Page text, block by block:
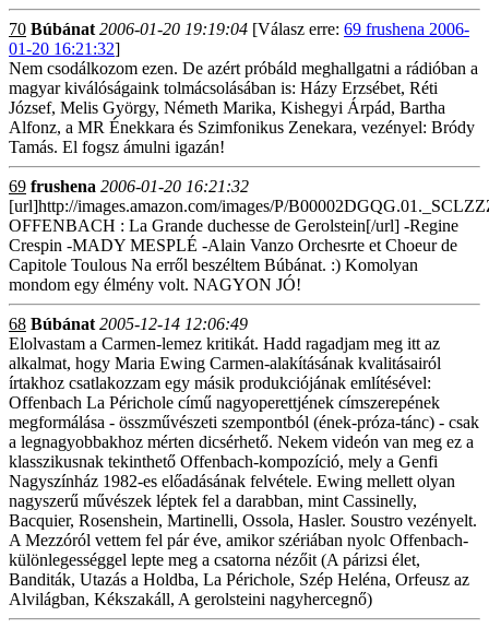
70 Búbánat 2006-01-20 19:19:04 [Válasz erre: 69 frushena 2006-
01-20 16:21:32]
Nem csodálkozom ezen. De azért próbáld meghallgatni a rádióban a
magyar kiválóságaink tolmácsolásában is: Házy Erzsébet, Réti
József, Melis György, Németh Marika, Kishegyi Árpád, Bartha
Alfonz, a MR Énekkara és Szimfonikus Zenekara, vezényel: Bródy
Tamás. El fogsz ámulni igazán!
69 frushena 2006-01-20 16:21:32
[url]http://images.amazon.com/images/P/
OFFENBACH : La Grande duchesse de Gerolstein[/url] -Regine
Crespin -MADY MESPLÉ -Alain Vanzo Orchesrte et Choeur de
Capitole Toulous Na erről beszéltem Búbánat. :) Komolyan
mondom egy élmény volt. NAGYON JÓ!
68 Búbánat 2005-12-14 12:06:49
Elolvastam a Carmen-lemez kritikát. Hadd ragadjam meg itt az
alkalmat, hogy Maria Ewing Carmen-alakításának kvalitásairól
írtakhoz csatlakozzam egy másik produkciójának említésével:
Offenbach La Périchole című nagyoperettjének címszerepének
megformálása - összművészeti szempontból (ének-próza-tánc) - csak
a legnagyobbakhoz mérten dicsérhető. Nekem videón van meg ez a
klasszikusnak tekinthető Offenbach-kompozíció, mely a Genfi
Nagyszínház 1982-es előadásának felvétele. Ewing mellett olyan
nagyszerű művészek léptek fel a darabban, mint Cassinelly,
Bacquier, Rosenshein, Martinelli, Ossola, Hasler. Soustro vezényelt.
A Mezzóról vettem fel pár éve, amikor szériában nyolc Offenbach-
különlegességgel lepte meg a csatorna nézőit (A párizsi élet,
Banditák, Utazás a Holdba, La Périchole, Szép Heléna, Orfeusz az
Alvilágban, Kékszakáll, A gerolsteini nagyhercegnő)